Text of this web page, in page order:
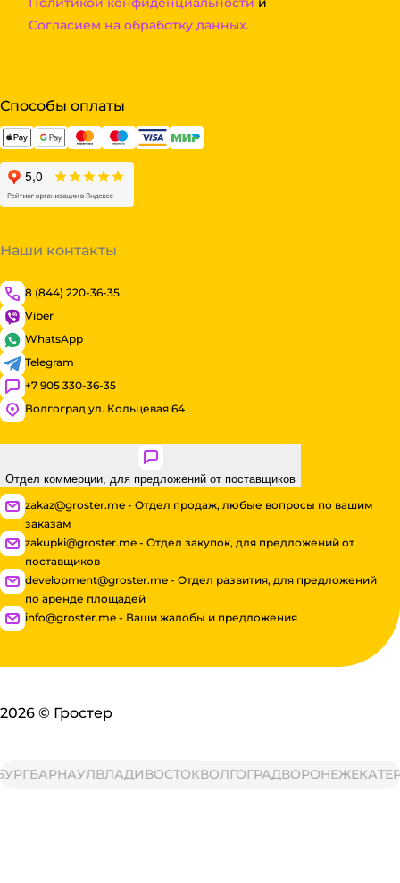
Согласием на обработку данных.
Способы оплаты
Наши контакты
8 (844) 220-36-35
Viber
WhatsApp
Telegram
+7 905 330-36-35
Волгоград ул. Кольцевая 64
Отдел коммерции, для предложений от поставщиков
zakaz@groster.me - Отдел продаж, любые вопросы по вашим
заказам
zakupki@groster.me - Отдел закупок, для предложений от
поставщиков
development@groster.me - Отдел развития, для предложений
по аренде площадей
info@groster.me - Ваши жалобы и предложения
2026 © Гростер
БАРНАУЛВЛАДИВОСТОКВОЛГОГРАДВОРОНЕЖ